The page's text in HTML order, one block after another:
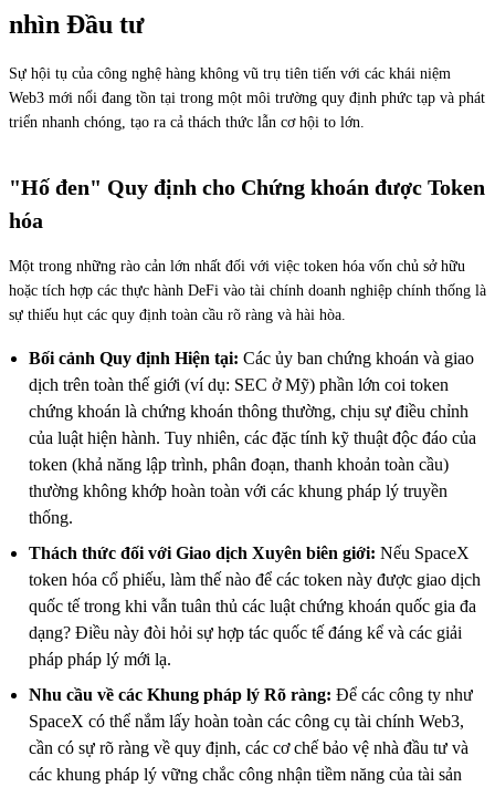
nhìn Đầu tư
Sự hội tụ của công nghệ hàng không vũ trụ tiên tiến với các khái niệm
Web3 mới nổi đang tồn tại trong một môi trường quy định phức tạp và phát
triển nhanh chóng, tạo ra cả thách thức lẫn cơ hội to lớn.
"Hố đen" Quy định cho Chứng khoán được Token
hóa
Một trong những rào cản lớn nhất đối với việc token hóa vốn chủ sở hữu
hoặc tích hợp các thực hành DeFi vào tài chính doanh nghiệp chính thống là
sự thiếu hụt các quy định toàn cầu rõ ràng và hài hòa.
Bối cảnh Quy định Hiện tại: Các ủy ban chứng khoán và giao
dịch trên toàn thế giới (ví dụ: SEC ở Mỹ) phần lớn coi token
chứng khoán là chứng khoán thông thường, chịu sự điều chỉnh
của luật hiện hành. Tuy nhiên, các đặc tính kỹ thuật độc đáo của
token (khả năng lập trình, phân đoạn, thanh khoản toàn cầu)
thường không khớp hoàn toàn với các khung pháp lý truyền
thống.
Thách thức đối với Giao dịch Xuyên biên giới: Nếu SpaceX
token hóa cổ phiếu, làm thế nào để các token này được giao dịch
quốc tế trong khi vẫn tuân thủ các luật chứng khoán quốc gia đa
dạng? Điều này đòi hỏi sự hợp tác quốc tế đáng kể và các giải
pháp pháp lý mới lạ.
Nhu cầu về các Khung pháp lý Rõ ràng: Để các công ty như
SpaceX có thể nắm lấy hoàn toàn các công cụ tài chính Web3,
cần có sự rõ ràng về quy định, các cơ chế bảo vệ nhà đầu tư và
các khung pháp lý vững chắc công nhận tiềm năng của tài sản